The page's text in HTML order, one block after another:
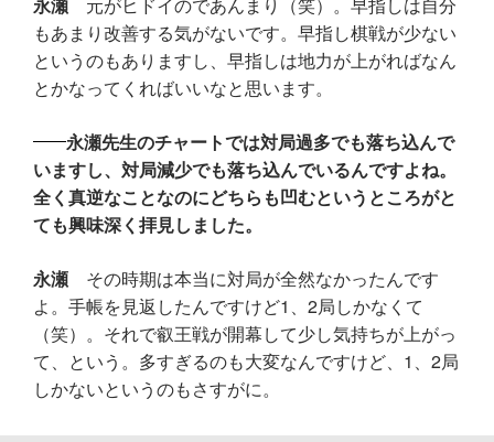
もあまり改善する気がないです。早指し棋戦が少ない
というのもありますし、早指しは地力が上がればなん
とかなってくればいいなと思います。
永瀬先生のチャートでは対局過多でも落ち込んで
いますし、対局減少でも落ち込んでいるんですよね。
全く真逆なことなのにどちらも凹むというところがと
ても興味深く拝見しました。
永瀬 その時期は本当に対局が全然なかったんです
よ。手帳を見返したんですけど1、2局しかなくて
（笑）。それで叡王戦が開幕して少し気持ちが上がっ
て、という。多すぎるのも大変なんですけど、1、2局
しかないというのもさすがに。